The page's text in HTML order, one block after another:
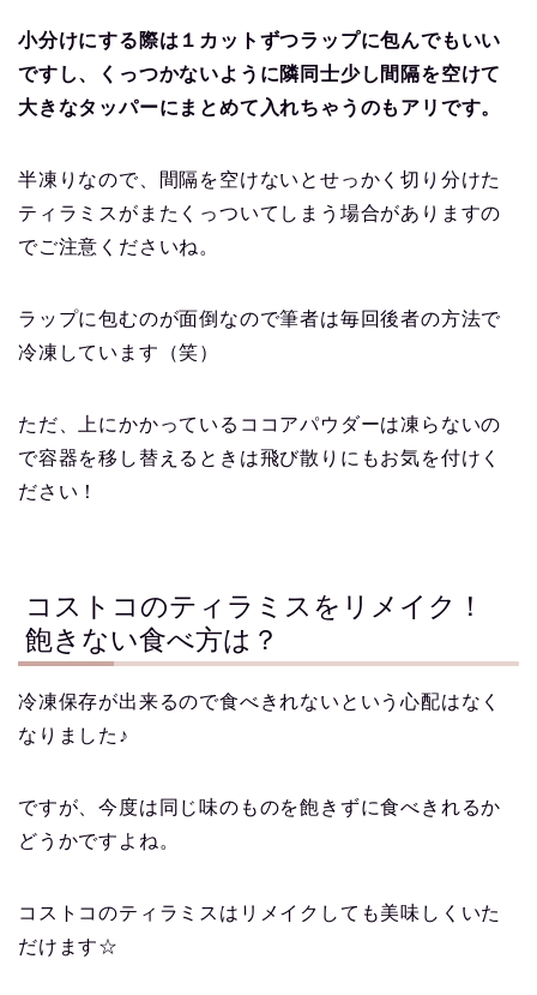
小分けにする際は１カットずつラップに包んでもいい
ですし、くっつかないように隣同士少し間隔を空けて
大きなタッパーにまとめて入れちゃうのもアリです。
半凍りなので、間隔を空けないとせっかく切り分けた
ティラミスがまたくっついてしまう場合がありますの
でご注意くださいね。
ラップに包むのが面倒なので筆者は毎回後者の方法で
冷凍しています（笑）
ただ、上にかかっているココアパウダーは凍らないの
で容器を移し替えるときは飛び散りにもお気を付けく
ださい！
コストコのティラミスをリメイク！
飽きない食べ方は？
冷凍保存が出来るので食べきれないという心配はなく
なりました♪
ですが、今度は同じ味のものを飽きずに食べきれるか
どうかですよね。
コストコのティラミスはリメイクしても美味しくいた
だけます☆